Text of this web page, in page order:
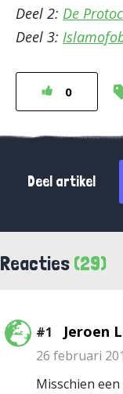
Deel 2: De
Deel 3:
0
Deel artikel
Reacties (29)
#1 Jeroen
26 februari
Misschien